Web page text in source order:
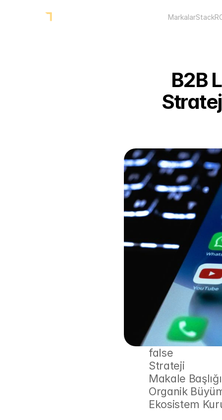
MarkalarStack
B2B
false
Strateji
Makale
Organik
Ekosistem